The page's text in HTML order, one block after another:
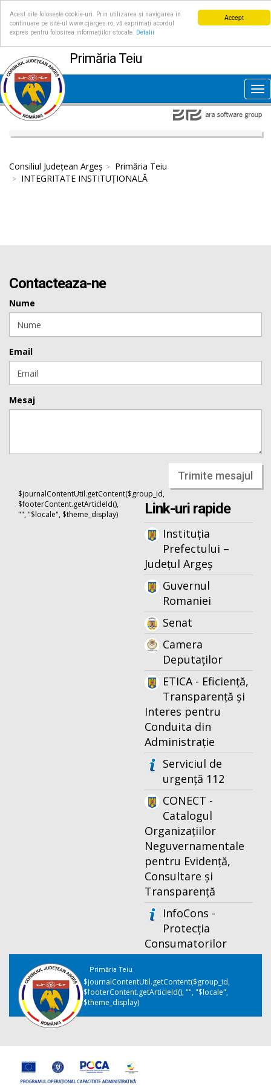
Accept
Acest site folosește cookie-uri. Prin utilizarea și navigarea în
continuare pe site-ul www.cjarges.ro, vă exprimați acordul
expres pentru folosirea informațiilor stocate.
Detalii
Primăria Teiu
Consiliul Județean Argeș
Primăria Teiu
INTEGRITATE INSTITUȚIONALĂ
Contacteaza-ne
Nume
Email
Mesaj
Trimite mesajul
$journalContentUtil.getContent($group_id,
$footerContent.getArticleId(),
"", "$locale", $theme_display)
Link-uri rapide
Instituția
Prefectului –
Județul Argeș
Guvernul
Romaniei
Senat
Camera
Deputaților
ETICA - Eficiență,
Transparență și
Interes pentru
Conduita din
Administrație
Serviciul de
urgență 112
CONECT -
Catalogul
Organizațiilor
Neguvernamentale
pentru Evidență,
Consultare și
Transparență
InfoCons -
Protecția
Consumatorilor
Primăria Teiu
$journalContentUtil.getContent($group_id,
$footerContent.getArticleId(), "", "$locale",
$theme_display)